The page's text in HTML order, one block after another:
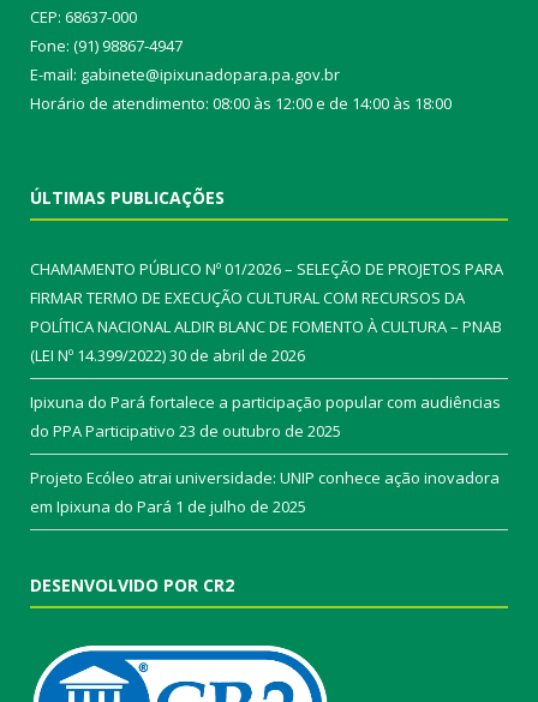
CEP: 68637-000
Fone: (91) 98867-4947
E-mail: gabinete@ipixunadopara.pa.gov.br
Horário de atendimento: 08:00 às 12:00 e de 14:00 às 18:00
ÚLTIMAS PUBLICAÇÕES
CHAMAMENTO PÚBLICO Nº 01/2026 – SELEÇÃO DE PROJETOS PARA
FIRMAR TERMO DE EXECUÇÃO CULTURAL COM RECURSOS DA
POLÍTICA NACIONAL ALDIR BLANC DE FOMENTO À CULTURA – PNAB
(LEI Nº 14.399/2022)30 de abril de 2026
Ipixuna do Pará fortalece a participação popular com audiências
do PPA Participativo 23 de outubro de 2025
Projeto Ecóleo atrai universidade: UNIP conhece ação inovadora
em Ipixuna do Pará 1 de julho de 2025
DESENVOLVIDO POR CR2